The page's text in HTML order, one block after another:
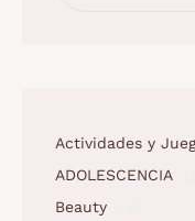
Actividades y
ADOLESCENCIA
Beauty